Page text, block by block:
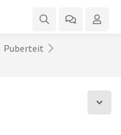
Puberteit